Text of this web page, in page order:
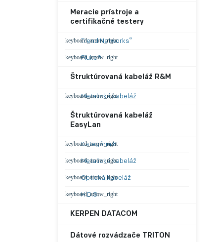
Meracie prístroje a
certifikačné testery
Trend Networks®
Fluke®
Štruktúrovaná kabeláž R&M
Metalická kabeláž
Štruktúrovaná kabeláž
EasyLan
Kategória 8
Metalická kabeláž
Optická kabeláž
H.D.S.
KERPEN DATACOM
Dátové rozvádzače TRITON